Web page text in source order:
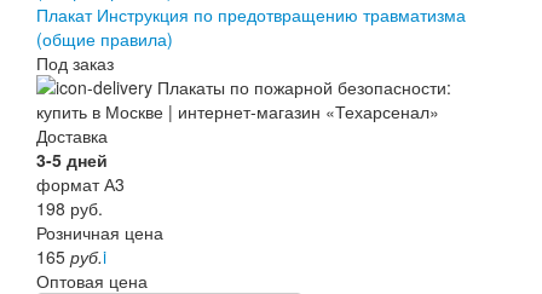
Плакат Инструкция по предотвращению травматизма
(общие правила)
Под заказ
Доставка
3-5 дней
формат А3
198 руб.
Розничная цена
165 руб.i
Оптовая цена